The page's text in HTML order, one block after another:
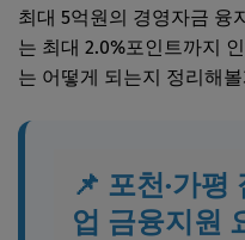
최대 5억원의 경영자금 융
는 최대 2.0%포인트까지
는 어떻게 되는지 정리해
📌 포천·가평
업 금융지원